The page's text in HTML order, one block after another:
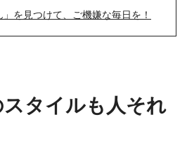
を見つけて、ご機嫌な毎日を！
タイルも人それ